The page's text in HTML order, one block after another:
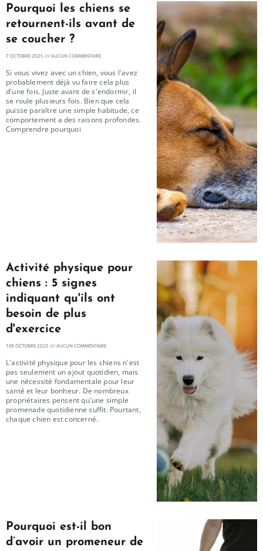
Pourquoi les chiens se
retournent-ils avant de
se coucher ?
7 OCTOBRE 2025 AUCUN COMMENTAIRE
Si vous vivez avec un chien, vous l'avez
probablement déjà vu faire cela plus
d'une fois. Juste avant de s'endormir, il
se roule plusieurs fois. Bien que cela
puisse paraître une simple habitude, ce
comportement a des raisons profondes.
Comprendre pourquoi
Activité physique pour
chiens : 5 signes
indiquant qu'ils ont
besoin de plus
d'exercice
1ER OCTOBRE 2025 AUCUN COMMENTAIRE
L'activité physique pour les chiens n'est
pas seulement un ajout quotidien, mais
une nécessité fondamentale pour leur
santé et leur bonheur. De nombreux
propriétaires pensent qu'une simple
promenade quotidienne suffit. Pourtant,
chaque chien est concerné.
Pourquoi est-il bon
d’avoir un promeneur de